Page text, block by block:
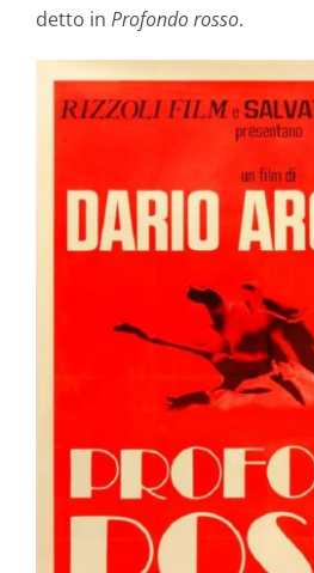
detto in Profondo rosso.